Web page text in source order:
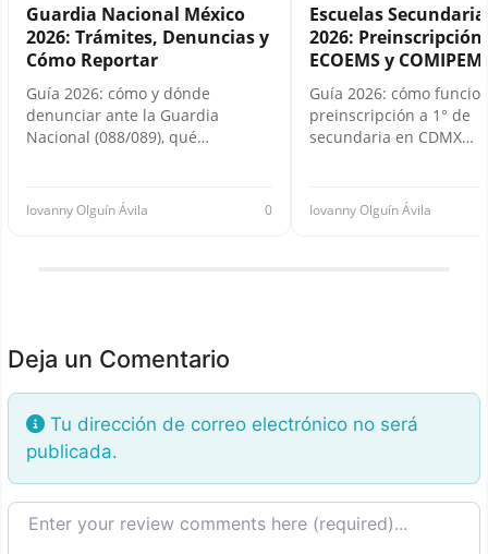
Guardia Nacional México
2026: Trámites, Denuncias y
Cómo Reportar
Guía 2026: cómo y dónde
denunciar ante la Guardia
Nacional (088/089), qué…
Iovanny Olguín Ávila 0
Escuelas
2026: Preinscripción,
ECOEMS y
Guía 2026: cómo
preinscripción a 1° de
secundaria en CDMX…
Iovanny Olguín Ávila
Deja un Comentario
Tu dirección de correo electrónico no será
publicada.
Texto de la reseña